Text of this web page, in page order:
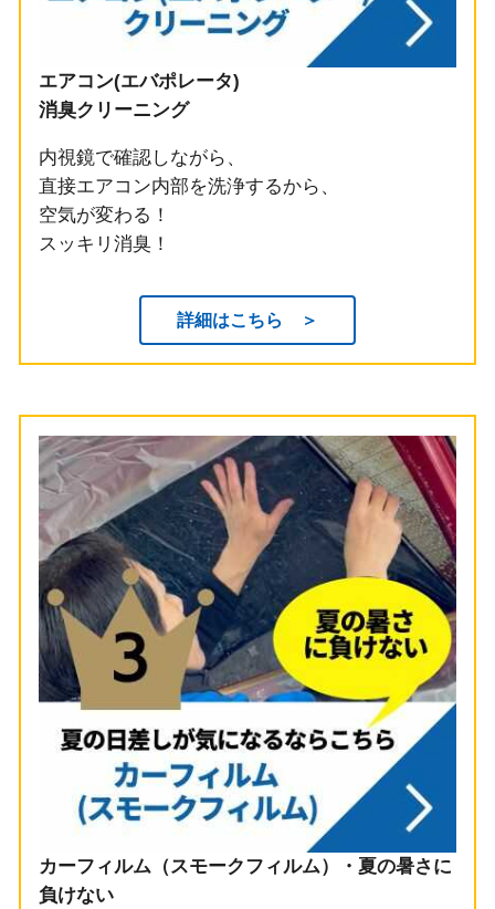
エアコン(エバポレータ)
消臭クリーニング
内視鏡で確認しながら、
直接エアコン内部を洗浄するから、
空気が変わる！
スッキリ消臭！
詳細はこちら ＞
カーフィルム（スモークフィルム）・夏の暑さに
負けない